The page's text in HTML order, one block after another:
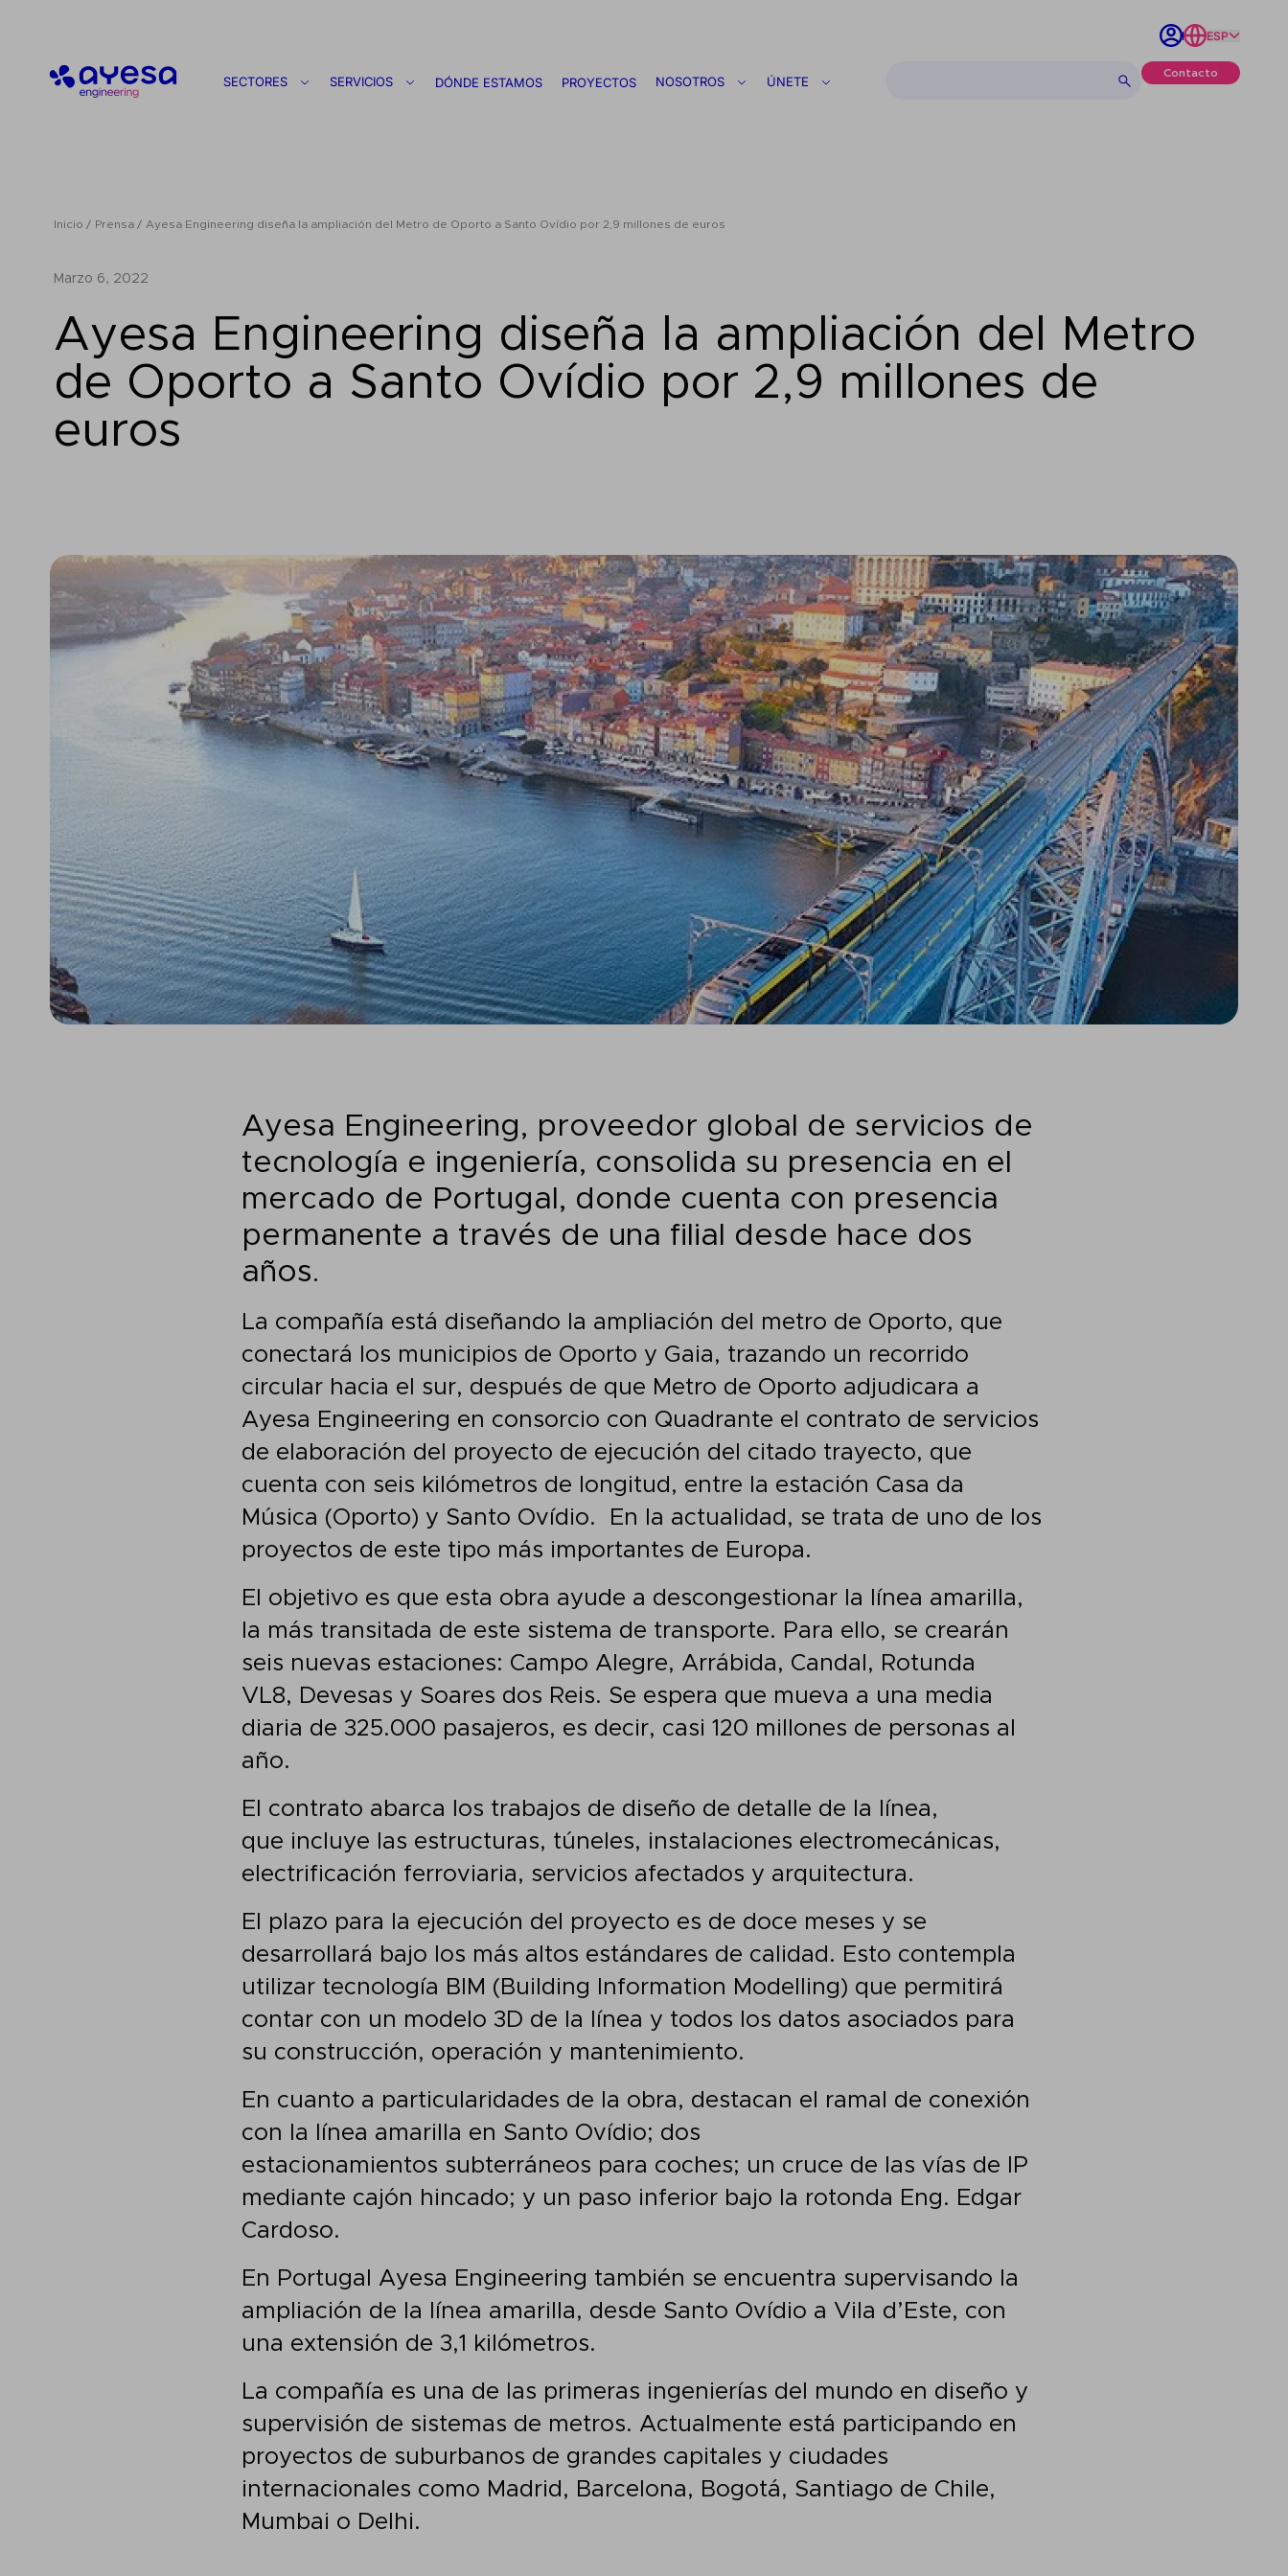
ESP
Ayesa
SECTORES SERVICIOS DÓNDE ESTAMOS PROYECTOS NOSOTROS ÚNETE
Contacto
Inicio Prensa Ayesa Engineering diseña la ampliación del Metro de Oporto a Santo Ovídio por 2,9 millones de euros
marzo 6, 2022
Ayesa Engineering diseña la ampliación del Metro
de Oporto a Santo Ovídio por 2,9 millones de
euros
Ayesa Engineering, proveedor global de servicios de
tecnología e ingeniería, consolida su presencia en el
mercado de Portugal, donde cuenta con presencia
permanente a través de una filial desde hace dos
años.
La compañía está diseñando la ampliación del metro de Oporto, que
conectará los municipios de Oporto y Gaia, trazando un recorrido
circular hacia el sur, después de que Metro de Oporto adjudicara a
Ayesa Engineering en consorcio con Quadrante el contrato de servicios
de elaboración del proyecto de ejecución del citado trayecto, que
cuenta con seis kilómetros de longitud, entre la estación Casa da
Música (Oporto) y Santo Ovídio.
En la actualidad, se trata de uno de los
proyectos de este tipo más importantes de Europa.
El objetivo es que esta obra ayude a descongestionar la línea amarilla,
la más transitada de este sistema de transporte. Para ello, se crearán
seis nuevas estaciones: Campo Alegre, Arrábida, Candal, Rotunda
VL8, Devesas y Soares dos Reis. Se espera que mueva a una media
diaria de 325.000 pasajeros, es decir, casi 120 millones de personas al
año.
El contrato abarca los trabajos de diseño de detalle de la línea,
que incluye las estructuras, túneles, instalaciones electromecánicas,
electrificación ferroviaria, servicios afectados y arquitectura.
El plazo para la ejecución del proyecto es de doce meses y se
desarrollará bajo los más altos estándares de calidad. Esto contempla
utilizar tecnología BIM (Building Information Modelling) que permitirá
contar con un modelo 3D de la línea y todos los datos asociados para
su construcción, operación y mantenimiento.
En cuanto a particularidades de la obra, destacan el
ramal de conexión
con la línea amarilla en Santo Ovídio; dos
estacionamientos subterráneos para coches; un cruce de las vías de IP
mediante cajón hincado; y un paso inferior bajo la rotonda Eng. Edgar
Cardoso.
En Portugal Ayesa Engineering también se encuentra supervisando la
ampliación de la línea amarilla, desde Santo Ovídio a Vila d’Este, con
una extensión de 3,1 kilómetros.
La compañía es una de las primeras ingenierías del mundo en diseño y
supervisión de sistemas de metros. Actualmente está participando en
proyectos de suburbanos de grandes capitales y ciudades
internacionales como Madrid, Barcelona, Bogotá, Santiago de Chile,
Mumbai o Delhi.